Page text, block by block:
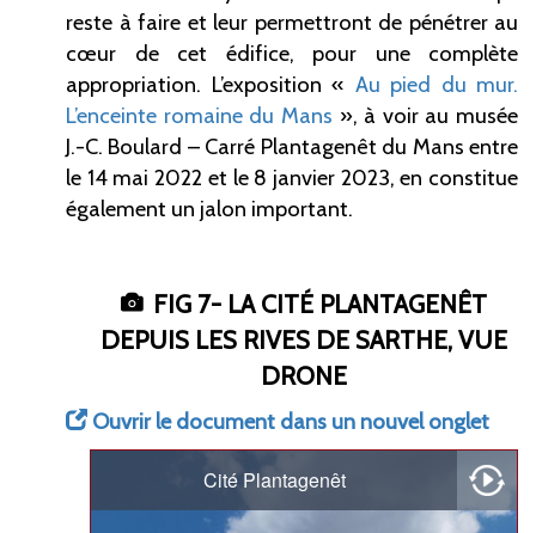
reste à faire et leur permettront de pénétrer au
cœur de cet édifice, pour une complète
appropriation. L’exposition « Au pied du mur.
L’enceinte romaine du Mans », à voir au musée
J.-C. Boulard – Carré Plantagenêt du Mans entre
le 14 mai 2022 et le 8 janvier 2023, en constitue
également un jalon important.
FIG 7- LA CITÉ PLANTAGENÊT
DEPUIS LES RIVES DE SARTHE, VUE
DRONE
Ouvrir le document dans un nouvel onglet